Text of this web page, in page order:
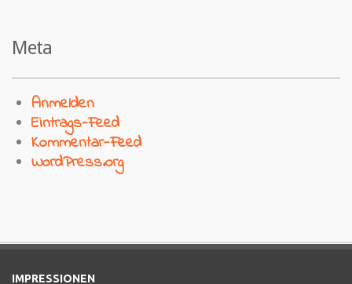
Meta
Anmelden
Eintrags-Feed
Kommentar-Feed
WordPress.org
IMPRESSIONEN